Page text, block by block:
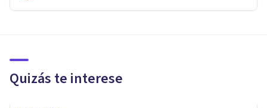
Quizás te interese